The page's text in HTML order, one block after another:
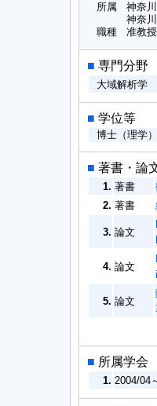
所属
神奈
神奈
職種
准教授
■ 専門分野
大域解析学
■ 学位等
博士（理学）
■ 著書・論
1. 著書
2. 著書
3. 論文
4. 論文
5. 論文
■ 所属学会
1. 2004/04